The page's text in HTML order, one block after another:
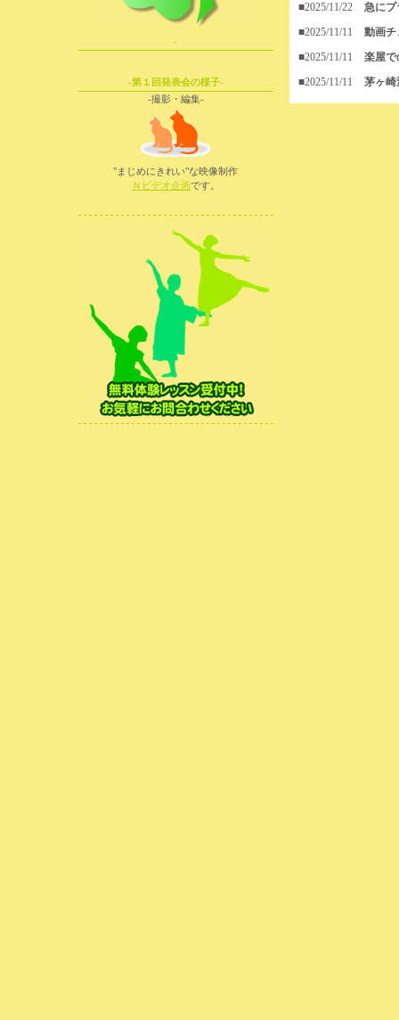
■2025/11/22
急にプ
■2025/11/11
動画チ
■2025/11/11
楽屋で
■2025/11/11
茅ヶ崎
-
-第１回発表会の様子-
-撮影・編集-
"まじめにきれい"な映像制作
Ｎビデオ企画です。